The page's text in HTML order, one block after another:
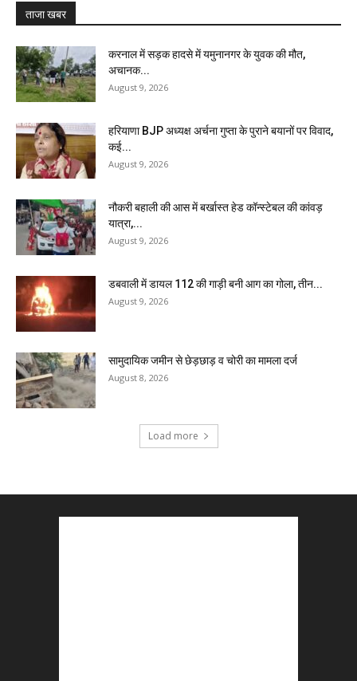
ताजा खबर
करनाल में सड़क हादसे में यमुनानगर के युवक की मौत,
अचानक...
August 9, 2026
हरियाणा BJP अध्यक्ष अर्चना गुप्ता के पुराने बयानों पर विवाद,
कई...
August 9, 2026
नौकरी बहाली की आस में बर्खास्त हेड कॉन्स्टेबल की कांवड़
यात्रा,...
August 9, 2026
डबवाली में डायल 112 की गाड़ी बनी आग का गोला, तीन...
August 9, 2026
सामुदायिक जमीन से छेड़छाड़ व चोरी का मामला दर्ज
August 8, 2026
Load more